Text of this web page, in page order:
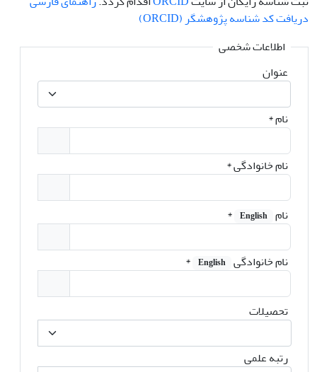
دریافت کد شناسه پژوهشگر (ORCID)
اطلاعات شخصی
عنوان
نام*
نام خانوادگی*
نام English
*
نام خانوادگی English
*
تحصیلات
رتبه علمی